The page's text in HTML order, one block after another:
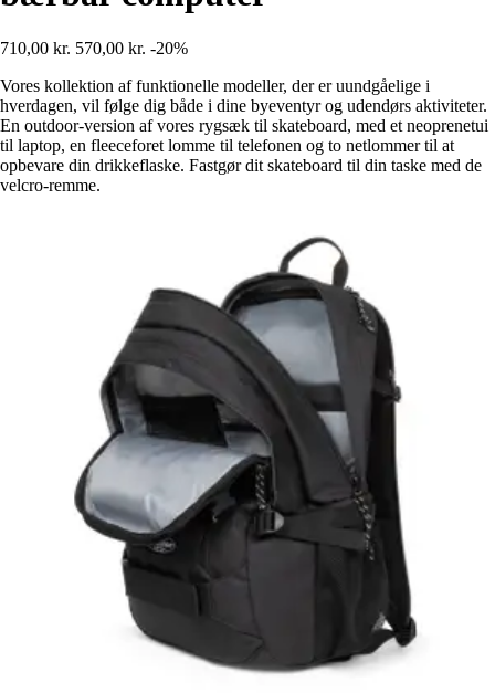
710,00 kr. 570,00 kr. -20%
Vores kollektion af funktionelle modeller, der er uundgåelige i
hverdagen, vil følge dig både i dine byeventyr og udendørs aktiviteter.
En outdoor-version af vores rygsæk til skateboard, med et neoprenetui
til laptop, en fleeceforet lomme til telefonen og to netlommer til at
opbevare din drikkeflaske. Fastgør dit skateboard til din taske med de
velcro-remme.